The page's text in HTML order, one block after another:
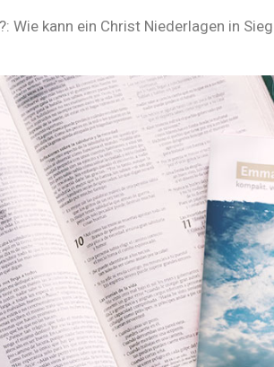
Wie kann ein Christ Niederlagen in